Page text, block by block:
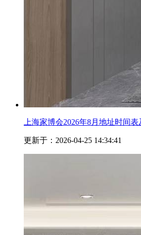
上海家博会2026年8月地址时间
更新于：2026-04-25 14:34:41